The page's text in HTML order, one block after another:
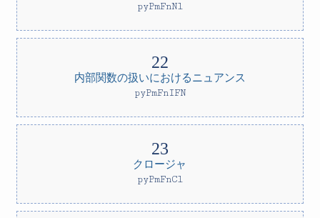
pyPmFnNl
内部関数の扱いにおけるニュアンス
pyPmFnIFN
クロージャ
pyPmFnCl